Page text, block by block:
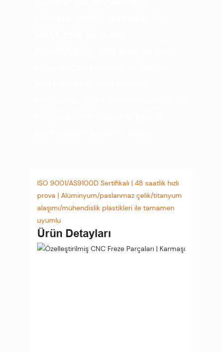
ISO 9001/AS9100D Sertifikalı | 48 saatlik hızlı
prova | Alüminyum/paslanmaz çelik/titanyum
alaşımı/mühendislik plastikleri ile tamamen
uyumlu
Ürün Detayları